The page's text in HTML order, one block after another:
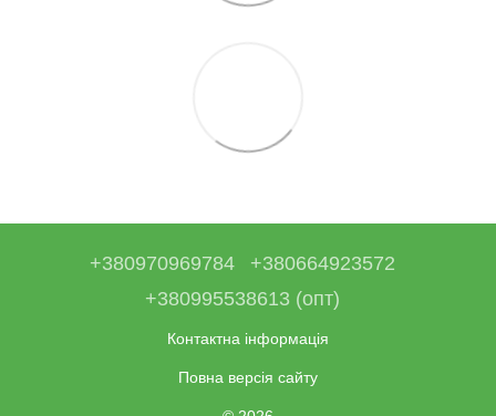
+380970969784
+380664923572
+380995538613 (опт)
Контактна інформація
Повна версія сайту